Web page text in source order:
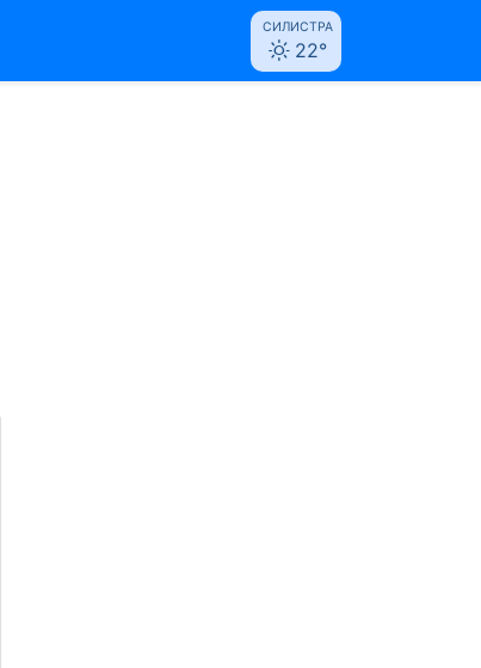
СИЛИСТРА
22°